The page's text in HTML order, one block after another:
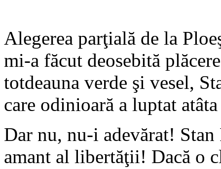
Alegerea parţială de la
mi-a făcut deosebită
totdeauna verde şi vesel,
care odinioară a luptat
Dar nu, nu-i adevărat!
amant al libertăţii! Dacă o